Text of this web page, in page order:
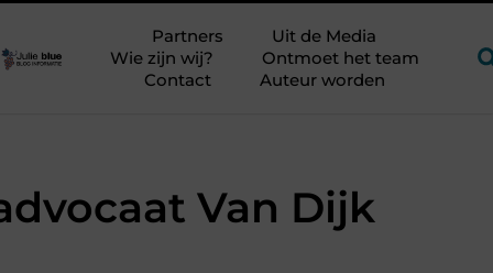
Partners
Uit de Media
Wie zijn wij?
Ontmoet het team
Contact
Auteur worden
Van Dijk